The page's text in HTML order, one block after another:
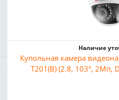
Наличие
Купольная камера
T201(B) (2.8, 103°, 2Мп,